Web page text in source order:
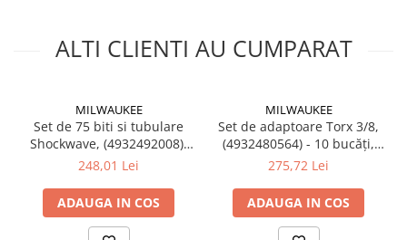
ALTI CLIENTI AU CUMPARAT
MILWAUKEE
Set de 75 biti si tubulare
Shockwave, (4932492008),
MILWAUKEE
248,01 Lei
ADAUGA IN COS
MILWAUKEE
Set de adaptoare Torx 3/8,
(4932480564) - 10 bucăți,
MILWAUKEE
275,72 Lei
ADAUGA IN COS